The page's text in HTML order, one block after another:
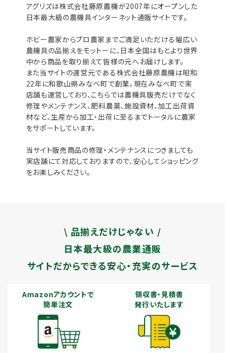
アグリズは株式会社藤原農機が2007年にオープンした
日本最大級の農機具インターネット通販サイトです。
ホビー農家からプロ農家までご満足いただける幅広い
農機具の品揃えをモットーに、日本全国はもとより世界
中から商品を取り揃えて皆様の元へお届けします。
また当サイトの運営元である株式会社藤原農機は昭和
22年に和歌山県みなべ町で創業。現在みなべ町で実
店舗も運営しており、こちらでは農機具販売だけでなく
修理やメンテナンス、肥料農薬、施設資材、加工出荷資
材など、生産から加工・出荷に至るまでトータルに農家
をサポートしています。
当サイト販売商品の修理・メンテナンスにつきましても
実店舗にて対応しておりますので、安心してショッピング
をお楽しみください。
\ 品揃えだけじゃない /
日本最大級の農業通販
サイトだからできる安心・充実のサービス
Amazonアカウントで
簡単注文
領収書・見積書
発行いたします